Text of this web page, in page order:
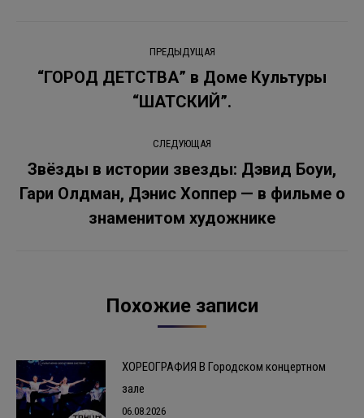
по
ПРЕДЫДУЩАЯ
Предыдущая
запись:
“ГОРОД ДЕТСТВА” в Доме Культуры
“ШАТСКИЙ”.
СЛЕДУЮЩАЯ
Следующая
запись:
Звёзды в истории звезды: Дэвид Боуи,
Гари Олдман, Дэнис Хоппер — в фильме о
знаменитом художнике
Похожие записи
ХОРЕОГРАФИЯ В Городском концертном
зале
06.08.2026